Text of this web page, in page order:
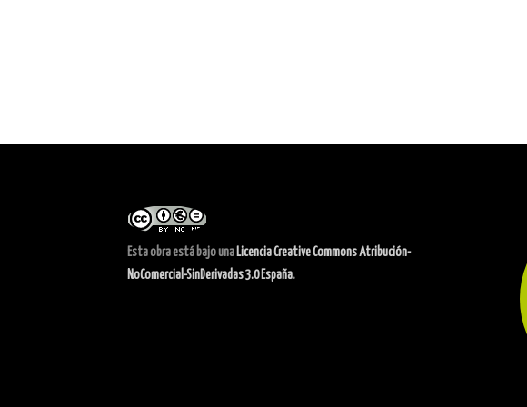
Esta obra está bajo una Licencia Creative Commons Atribución-
NoComercial-SinDerivadas 3.0 España.